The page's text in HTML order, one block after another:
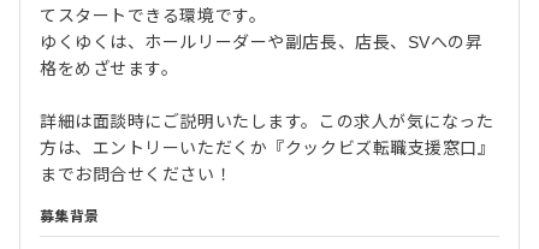
てスタートできる環境です。
ゆくゆくは、ホールリーダーや副店長、店長、SVへの昇
格をめざせます。
詳細は面談時にご説明いたします。この求人が気になった
方は、エントリーいただくか『クックビズ転職支援窓口』
までお問合せください！
募集背景